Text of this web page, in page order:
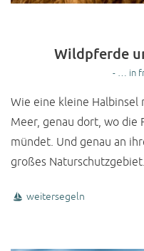
Wildpferde
- … in
Wie eine kleine
Meer, genau dort, wo die
mündet. Und genau an
großes Naturschutzgebiet.
weitersegeln